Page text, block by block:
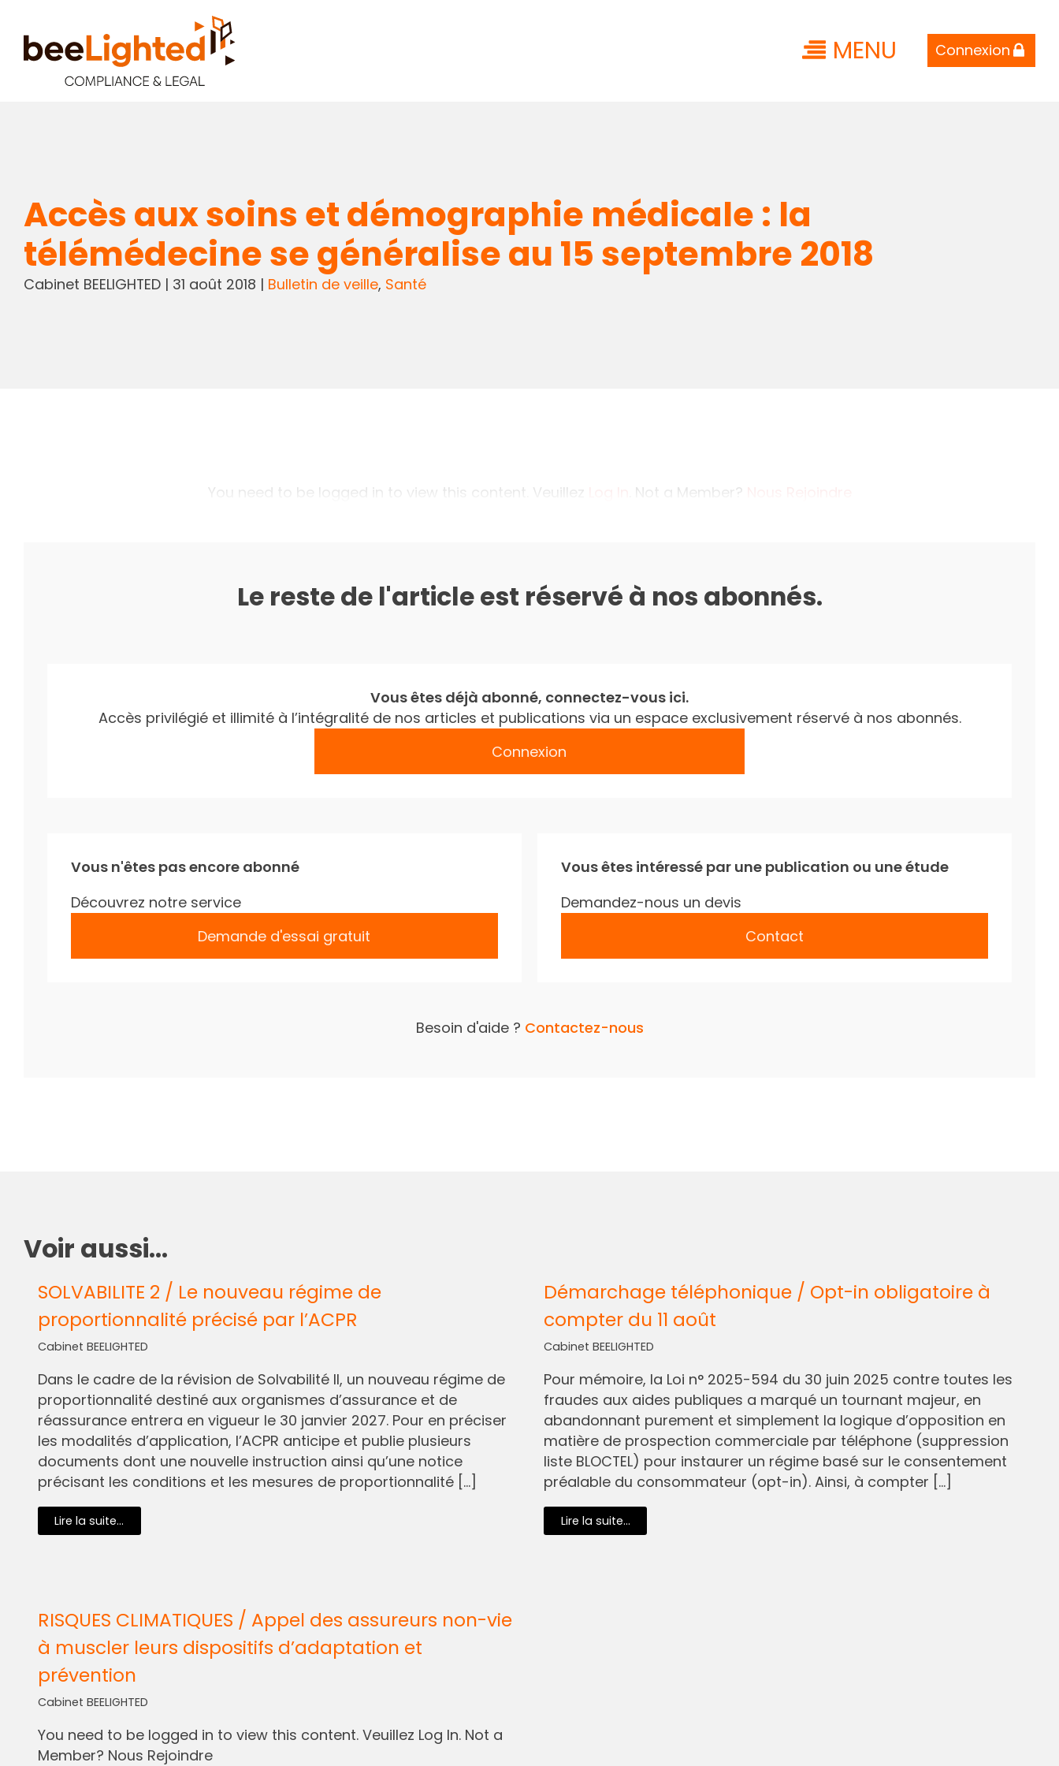
MENU Connexion
Accès aux soins et démographie médicale : la
télémédecine se généralise au 15 septembre 2018
Cabinet BEELIGHTED| 31 août 2018 | Bulletin de veille, Santé
You need to be logged in to view this content. Veuillez . Not a Member?
Le reste de l'article est réservé à nos abonnés.
Vous êtes déjà abonné, connectez-vous ici.
Accès privilégié et illimité à l’intégralité de nos articles et publications via un espace exclusivement réservé à nos abonnés.
Connexion
Vous n'êtes pas encore abonné
Découvrez notre service
Demande d'essai gratuit
Vous êtes intéressé par une publication ou une étude
Demandez-nous un devis
Contact
Besoin d'aide ? Contactez-nous
Voir aussi...
SOLVABILITE 2 / Le nouveau régime de
proportionnalité précisé par l’ACPR
Cabinet BEELIGHTED
Dans le cadre de la révision de Solvabilité II, un nouveau régime de
proportionnalité destiné aux organismes d’assurance et de
réassurance entrera en vigueur le 30 janvier 2027. Pour en préciser
les modalités d’application, l’ACPR anticipe et publie plusieurs
documents dont une nouvelle instruction ainsi qu’une notice
précisant les conditions et les mesures de proportionnalité […]
Lire la suite...
Démarchage téléphonique / Opt-in obligatoire à
compter du 11 août
Cabinet BEELIGHTED
Pour mémoire, la Loi n° 2025-594 du 30 juin 2025 contre toutes les
fraudes aux aides publiques a marqué un tournant majeur, en
abandonnant purement et simplement la logique d’opposition en
matière de prospection commerciale par téléphone (suppression
liste BLOCTEL) pour instaurer un régime basé sur le consentement
préalable du consommateur (opt-in). Ainsi, à compter […]
Lire la suite...
RISQUES CLIMATIQUES / Appel des assureurs non-vie
à muscler leurs dispositifs d’adaptation et
prévention
Cabinet BEELIGHTED
You need to be logged in to view this content. Veuillez Log In. Not a
Member? Nous Rejoindre